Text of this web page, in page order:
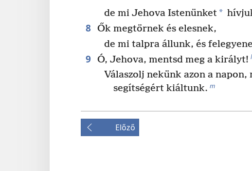
de mi Jehova Istenünket*
8 Ők megtörnek és elesnek,
de mi talpra állunk, és
9 Ó, Jehova, mentsd meg a királyt! l
Válaszolj nekünk azon a napon,
segítségért kiáltunk. m
Előző